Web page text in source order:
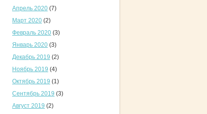
Апрель 2020 (7)
Март 2020 (2)
Февраль 2020 (3)
Январь 2020 (3)
Декабрь 2019 (2)
Ноябрь 2019 (4)
Октябрь 2019 (1)
Сентябрь 2019 (3)
Август 2019 (2)